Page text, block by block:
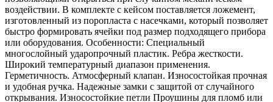
воздействии. В комплекте с кейсом поставляется ложемент,
изготовленный из поропласта с насечками, который позволяет
быстро формировать ячейки под размер подходящего прибора
или оборудования. Особенности: Специальный
многослойный ударопрочный пластик. Ребра жесткости.
Широкий температурный диапазон применения.
Герметичность. Атмосферный клапан. Износостойкая прочная
и удобная ручка. Надежные замки с защитой от случайного
открывания. Износостойкие петли Проушины для пломб или